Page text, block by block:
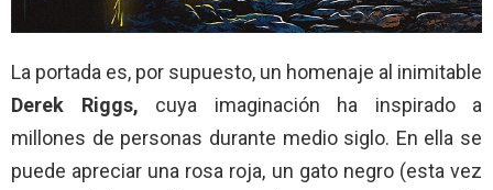
La portada es, por supuesto, un homenaje al inimitable
Derek Riggs, cuya imaginación ha inspirado a
millones de personas durante medio siglo. En ella se
puede apreciar una rosa roja, un gato negro (esta vez